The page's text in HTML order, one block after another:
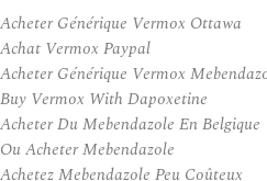
Acheter Générique Vermox Ottawa
Achat Vermox Paypal
Acheter Générique Vermox
Buy Vermox With Dapoxetine
Acheter Du Mebendazole En Belgique
Ou Acheter Mebendazole
Achetez Mebendazole Peu Coûteux